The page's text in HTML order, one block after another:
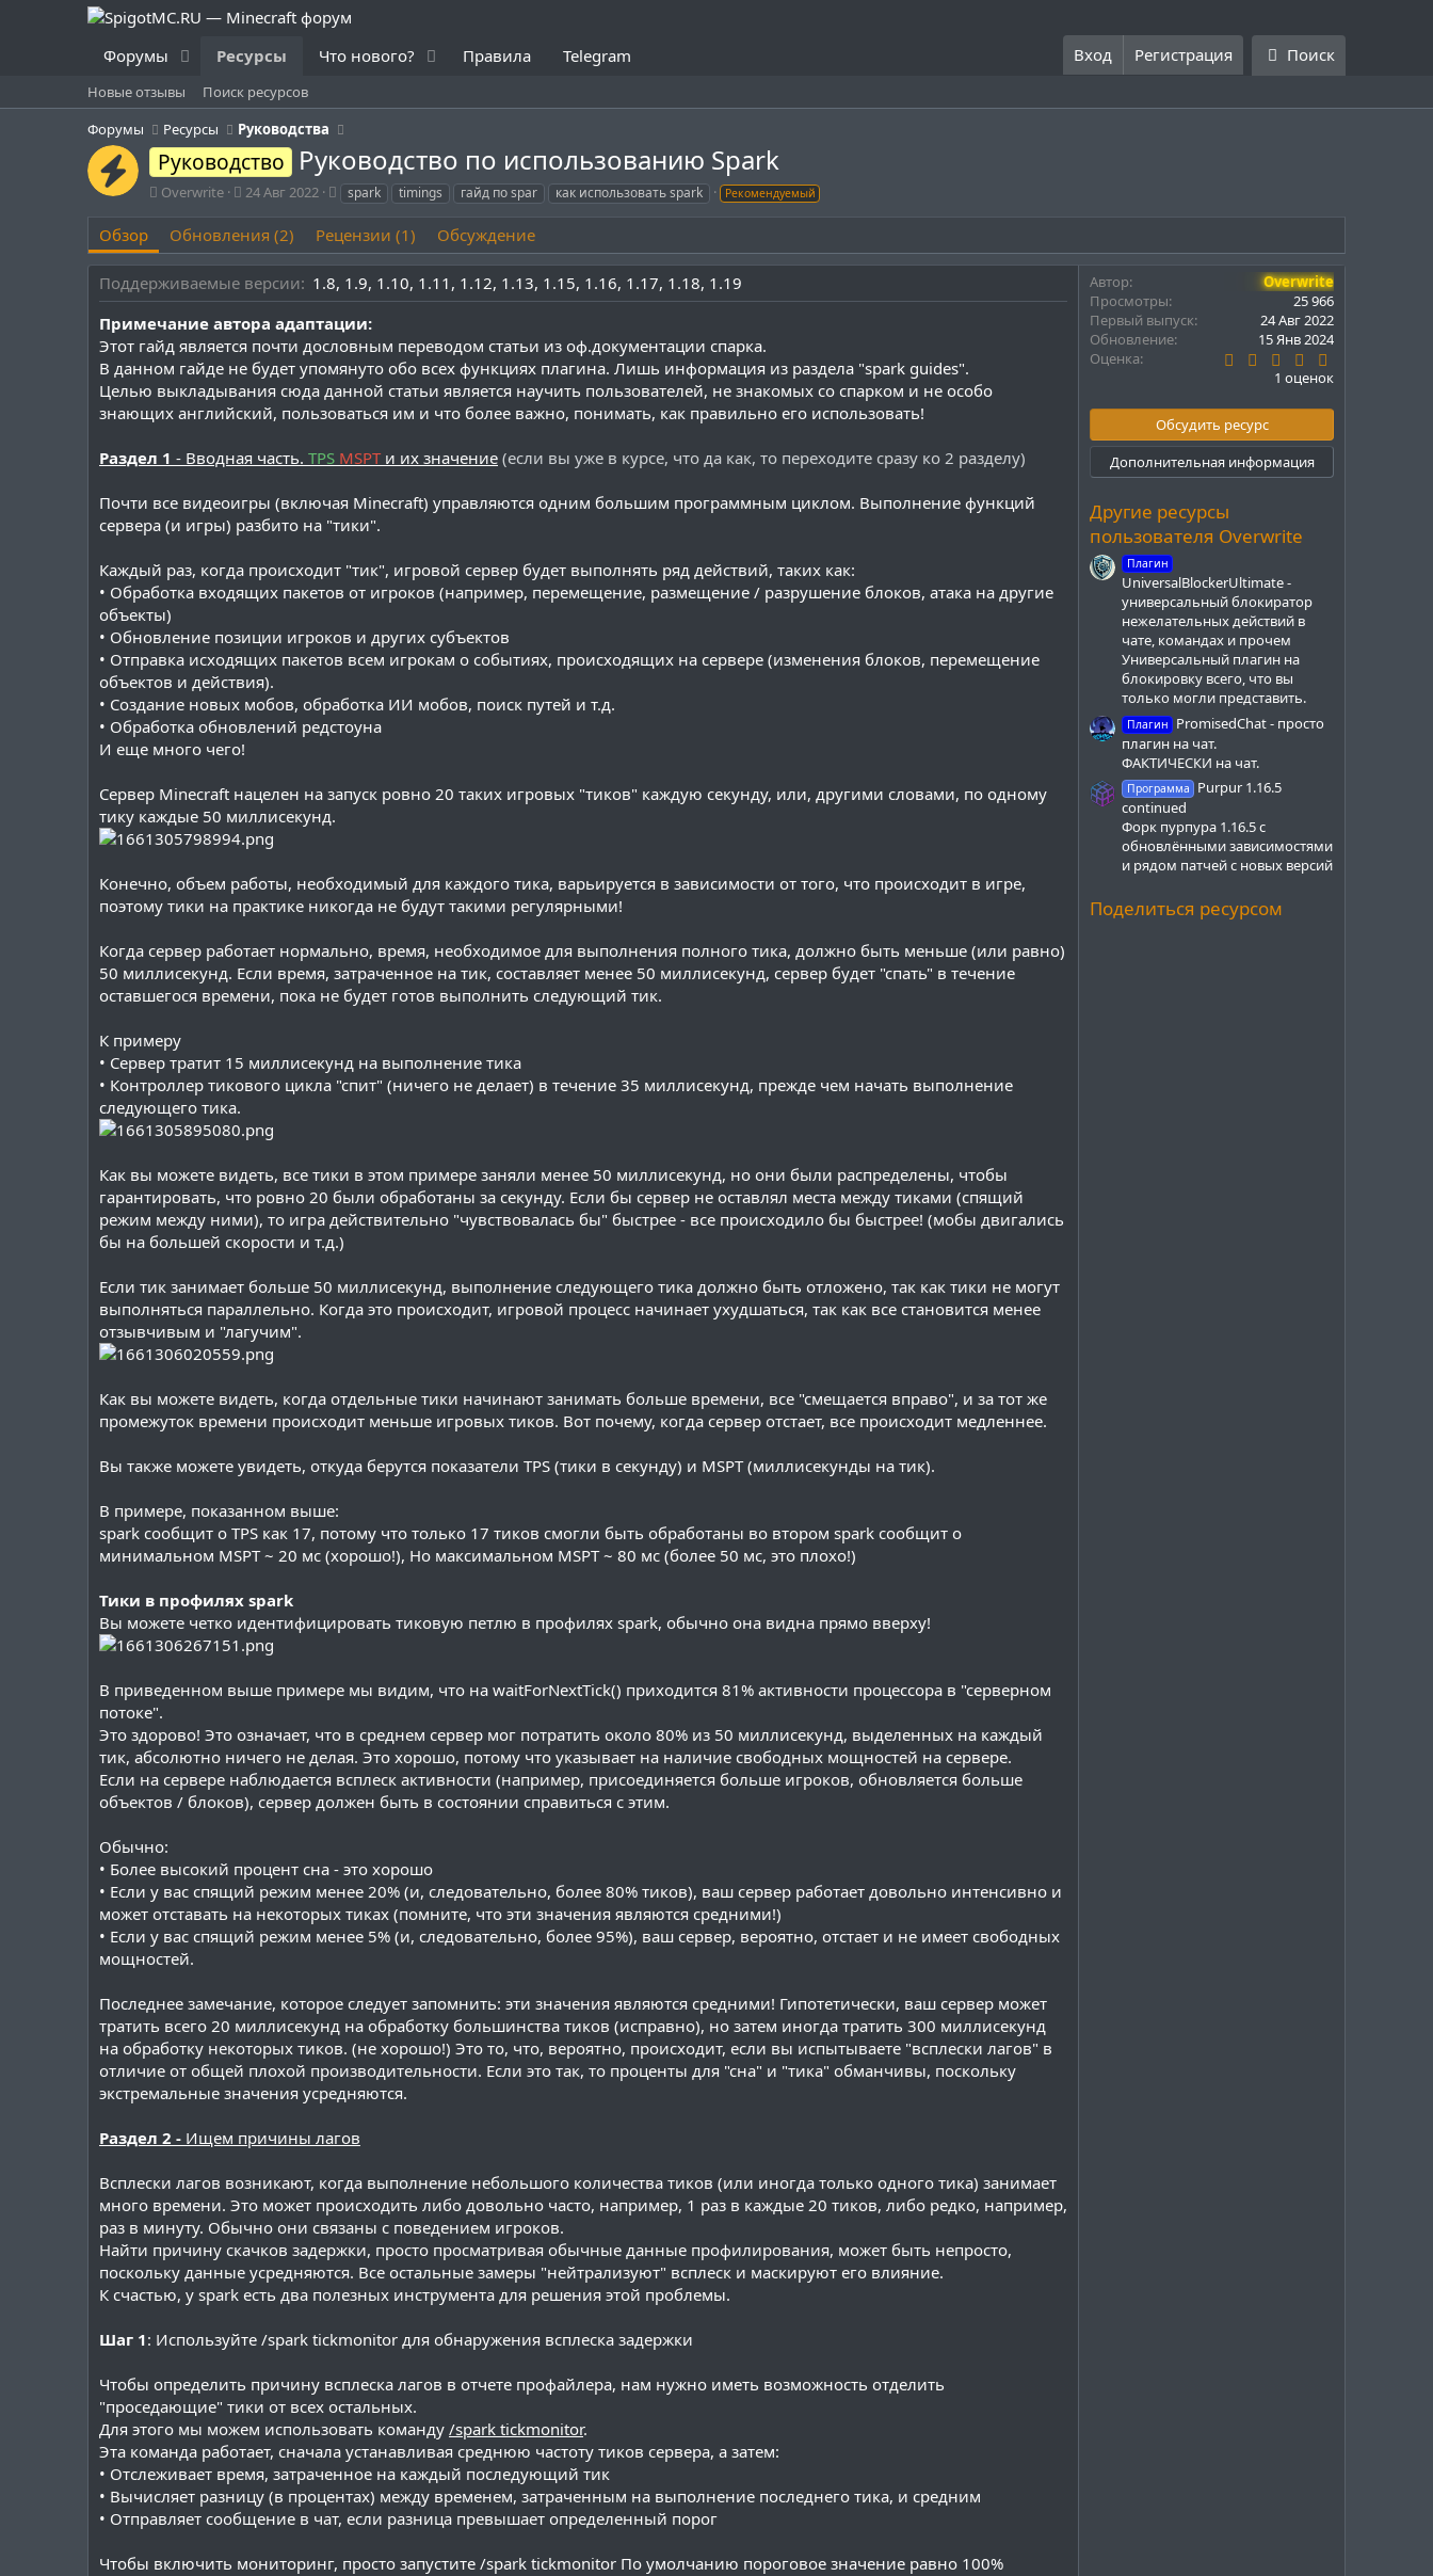
Форумы Ресурсы Что нового? Правила Telegram Вход Регистрация Поиск
Новые отзывы
Поиск ресурсов
Форумы
Ресурсы Руководства
Руководство Руководство по использованию Spark
А
о
р
Overwrite
Д
т
а
с
о
з
д
а
н
я
24 Авг 2022
Т
г
и
spark timings гайд по spar как использовать spark Рекомендуемый
Обзор Обновления (2) Рецензии (1) Обсуждение
Поддерживаемые версии 1.8 1.9 1.10 1.11 1.12 1.13 1.15 1.16 1.17 1.18 1.19
Примечание автора адаптации:
Этот гайд является почти дословным переводом статьи из оф.документации спарка.
В данном гайде не будет упомянуто обо всех функциях плагина. Лишь информация из раздела "spark guides".
Целью выкладывания сюда данной статьи является научить пользователей, не знакомых со спарком и не особо
знающих английский, пользоваться им и что более важно, понимать, как правильно его использовать!
Раздел 1 - Вводная часть. TPS MSPT и их значение (если вы уже в курсе, что да как, то переходите сразу ко 2 разделу)
Почти все видеоигры (включая Minecraft) управляются одним большим программным циклом. Выполнение функций
сервера (и игры) разбито на "тики".
Каждый раз, когда происходит "тик", игровой сервер будет выполнять ряд действий, таких как:
• Обработка входящих пакетов от игроков (например, перемещение, размещение / разрушение блоков, атака на другие
объекты)
• Обновление позиции игроков и других субъектов
• Отправка исходящих пакетов всем игрокам о событиях, происходящих на сервере (изменения блоков, перемещение
объектов и действия).
• Создание новых мобов, обработка ИИ мобов, поиск путей и т.д.
• Обработка обновлений редстоуна
И еще много чего!
Сервер Minecraft нацелен на запуск ровно 20 таких игровых "тиков" каждую секунду, или, другими словами, по одному
тику каждые 50 миллисекунд.
Конечно, объем работы, необходимый для каждого тика, варьируется в зависимости от того, что происходит в игре,
поэтому тики на практике никогда не будут такими регулярными!
Когда сервер работает нормально, время, необходимое для выполнения полного тика, должно быть меньше (или равно)
50 миллисекунд. Если время, затраченное на тик, составляет менее 50 миллисекунд, сервер будет "спать" в течение
оставшегося времени, пока не будет готов выполнить следующий тик.
К примеру
• Сервер тратит 15 миллисекунд на выполнение тика
• Контроллер тикового цикла "спит" (ничего не делает) в течение 35 миллисекунд, прежде чем начать выполнение
следующего тика.
Как вы можете видеть, все тики в этом примере заняли менее 50 миллисекунд, но они были распределены, чтобы
гарантировать, что ровно 20 были обработаны за секунду. Если бы сервер не оставлял места между тиками (спящий
режим между ними), то игра действительно "чувствовалась бы" быстрее - все происходило бы быстрее! (мобы двигались
бы на большей скорости и т.д.)
Если тик занимает больше 50 миллисекунд, выполнение следующего тика должно быть отложено, так как тики не могут
выполняться параллельно. Когда это происходит, игровой процесс начинает ухудшаться, так как все становится менее
отзывчивым и "лагучим".
Как вы можете видеть, когда отдельные тики начинают занимать больше времени, все "смещается вправо", и за тот же
промежуток времени происходит меньше игровых тиков. Вот почему, когда сервер отстает, все происходит медленнее.
Вы также можете увидеть, откуда берутся показатели TPS (тики в секунду) и MSPT (миллисекунды на тик).
В примере, показанном выше:
spark сообщит о TPS как 17, потому что только 17 тиков смогли быть обработаны во втором spark сообщит о
минимальном MSPT ~ 20 мс (хорошо!), Но максимальном MSPT ~ 80 мс (более 50 мс, это плохо!)
Тики в профилях spark
Вы можете четко идентифицировать тиковую петлю в профилях spark, обычно она видна прямо вверху!
В приведенном выше примере мы видим, что на waitForNextTick() приходится 81% активности процессора в "серверном
потоке".
Это здорово! Это означает, что в среднем сервер мог потратить около 80% из 50 миллисекунд, выделенных на каждый
тик, абсолютно ничего не делая. Это хорошо, потому что указывает на наличие свободных мощностей на сервере.
Если на сервере наблюдается всплеск активности (например, присоединяется больше игроков, обновляется больше
объектов / блоков), сервер должен быть в состоянии справиться с этим.
Обычно:
• Более высокий процент сна - это хорошо
• Если у вас спящий режим менее 20% (и, следовательно, более 80% тиков), ваш сервер работает довольно интенсивно и
может отставать на некоторых тиках (помните, что эти значения являются средними!)
• Если у вас спящий режим менее 5% (и, следовательно, более 95%), ваш сервер, вероятно, отстает и не имеет свободных
мощностей.
Последнее замечание, которое следует запомнить: эти значения являются средними! Гипотетически, ваш сервер может
тратить всего 20 миллисекунд на обработку большинства тиков (исправно), но затем иногда тратить 300 миллисекунд
на обработку некоторых тиков. (не хорошо!) Это то, что, вероятно, происходит, если вы испытываете "всплески лагов" в
отличие от общей плохой производительности. Если это так, то проценты для "сна" и "тика" обманчивы, поскольку
экстремальные значения усредняются.
Раздел 2 - Ищем причины лагов
Всплески лагов возникают, когда выполнение небольшого количества тиков (или иногда только одного тика) занимает
много времени. Это может происходить либо довольно часто, например, 1 раз в каждые 20 тиков, либо редко, например,
раз в минуту. Обычно они связаны с поведением игроков.
Найти причину скачков задержки, просто просматривая обычные данные профилирования, может быть непросто,
поскольку данные усредняются. Все остальные замеры "нейтрализуют" всплеск и маскируют его влияние.
К счастью, у spark есть два полезных инструмента для решения этой проблемы.
Шаг 1: Используйте /spark tickmonitor для обнаружения всплеска задержки
Чтобы определить причину всплеска лагов в отчете профайлера, нам нужно иметь возможность отделить
"проседающие" тики от всех остальных.
Для этого мы можем использовать команду /spark tickmonitor.
Эта команда работает, сначала устанавливая среднюю частоту тиков сервера, а затем:
• Отслеживает время, затраченное на каждый последующий тик
• Вычисляет разницу (в процентах) между временем, затраченным на выполнение последнего тика, и средним
• Отправляет сообщение в чат, если разница превышает определенный порог
Чтобы включить мониторинг, просто запустите /spark tickmonitor По умолчанию пороговое значение равно 100%
Автор
Overwrite
Просмотры
25 966
Первый выпуск
24 Авг 2022
Обновление
15 Янв 2024
Оценка
0
0
в
ё
з
1 оценок
Обсудить ресурс
Дополнительная информация
Другие ресурсы
пользователя Overwrite
Плагин
UniversalBlockerUltimate -
универсальный блокиратор
нежелательных действий в
чате, командах и прочем
Универсальный плагин на
блокировку всего, что вы
только могли представить.
Плагин
PromisedChat - просто
плагин на чат.
ФАКТИЧЕСКИ на чат.
Программа
Purpur 1.16.5
continued
Форк пурпура 1.16.5 с
обновлёнными зависимостями
и рядом патчей с новых версий
Поделиться ресурсом